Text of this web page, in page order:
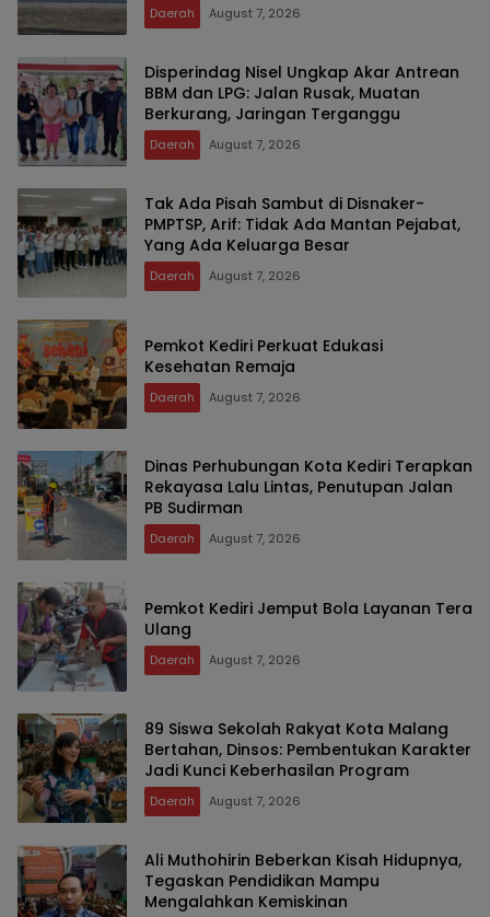
Daerah August 7, 2026
Disperindag Nisel Ungkap Akar Antrean
BBM dan LPG: Jalan Rusak, Muatan
Berkurang, Jaringan Terganggu
Daerah August 7, 2026
Tak Ada Pisah Sambut di Disnaker-
PMPTSP, Arif: Tidak Ada Mantan Pejabat,
Yang Ada Keluarga Besar
Daerah August 7, 2026
Pemkot Kediri Perkuat Edukasi
Kesehatan Remaja
Daerah August 7, 2026
Dinas Perhubungan Kota Kediri Terapkan
Rekayasa Lalu Lintas, Penutupan Jalan
PB Sudirman
Daerah August 7, 2026
Pemkot Kediri Jemput Bola Layanan Tera
Ulang
Daerah August 7, 2026
89 Siswa Sekolah Rakyat Kota Malang
Bertahan, Dinsos: Pembentukan Karakter
Jadi Kunci Keberhasilan Program
Daerah August 7, 2026
Ali Muthohirin Beberkan Kisah Hidupnya,
Tegaskan Pendidikan Mampu
Mengalahkan Kemiskinan